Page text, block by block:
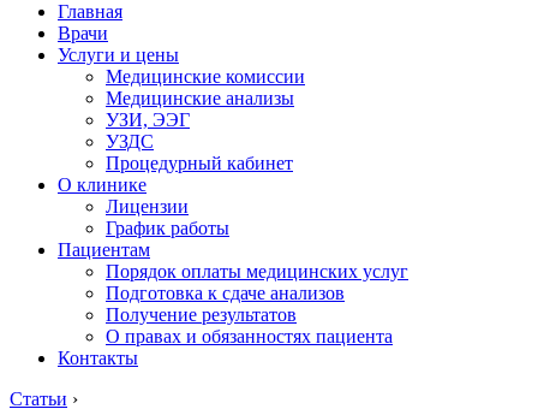
Главная
Врачи
Услуги и цены
Медицинские комиссии
Медицинские анализы
УЗИ, ЭЭГ
УЗДС
Процедурный кабинет
О клинике
Лицензии
График работы
Пациентам
Порядок оплаты медицинских услуг
Подготовка к сдаче анализов
Получение результатов
О правах и обязанностях пациента
Контакты
Статьи ›